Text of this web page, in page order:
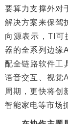
要算力支撑外对
解决方案来保驾
向源表示，TI可
器的全系列边缘
配全链路软件工
语音交互、视觉
周期，更快将创
智能家电等市场